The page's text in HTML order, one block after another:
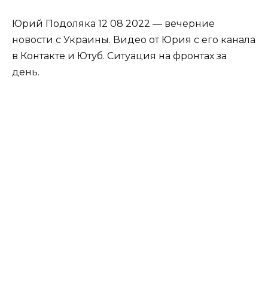
Юрий Подоляка 12 08 2022 — вечерние
новости с Украины. Видео от Юрия с его канала
в Контакте и Ютуб. Ситуация на фронтах за
день.